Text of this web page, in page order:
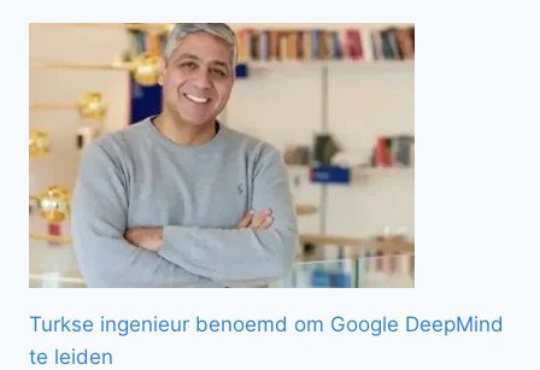
Turkse ingenieur benoemd om Google DeepMind
te leiden